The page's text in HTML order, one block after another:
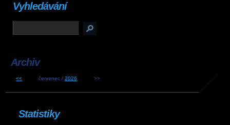
Vyhledávání
Archiv
<< červenec /2026 >>
Statistiky